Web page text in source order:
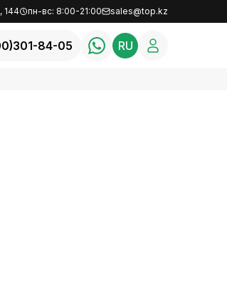
144 пн-вс: 8:00-21:00 sales@top.kz
84-05 RU